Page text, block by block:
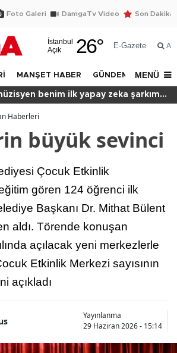
Foto Galeri DamgaTv Video Son Dakika
İstanbul
Açık
26° E-Gazete Ara
MANŞET HABER GÜNDEM DÜNYA
MENÜ
var binası yok!
Haberleri
büyük sevinci
Çocuk Etkinlik
gören 124 öğrenci ilk
Başkanı Dr. Mithat Bülent
aldı. Törende konuşan
açılacak yeni merkezlerle
Etkinlik Merkezi sayısının
açıkladı
Yayınlanma
29 Haziran 2026 - 15:14